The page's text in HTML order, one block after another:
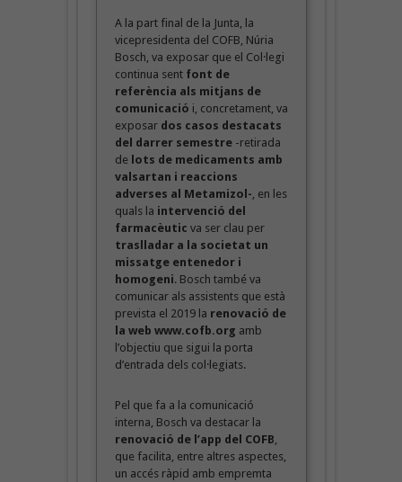
A la part final de la Junta, la
vicepresidenta del COFB, Núria
Bosch, va exposar que el Col·legi
continua sent font de
referència als mitjans de
comunicació i, concretament, va
exposar dos casos destacats
del darrer semestre-retirada
de lots de medicaments amb
valsartan i reaccions
adverses al Metamizol-, en les
quals la intervenció del
farmacèutic va ser clau per
traslladar a la societat un
missatge entenedor i
homogeni. Bosch també va
comunicar als assistents que està
prevista el 2019 la renovació de
la web www.cofb.org amb
l’objectiu que sigui la porta
d’entrada dels col·legiats.
Pel que fa a la comunicació
interna, Bosch va destacar la
renovació de l’app del COFB,
que facilita, entre altres aspectes,
un accés ràpid amb empremta